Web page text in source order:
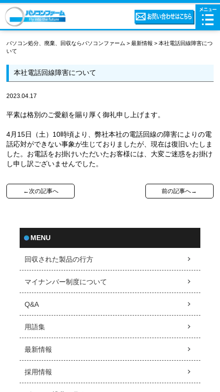
パソコン処分、廃棄、回収ならパソコンファーム>最新情報 >本社電話回線障害につ
いて
本社電話回線障害について
2023.04.17
平素は格別のご愛顧を賜り厚く御礼申し上げます。
4月15日（土）10時頃より、弊社本社の電話回線の障害によりの電
話応対ができない事象が生じておりましたが、現在は復旧いたしま
した。お電話をお掛けいただいたお客様には、大変ご迷惑をお掛け
し申し訳ございませんでした。
前の記事へ→
←次の記事へ
MENU
回収された製品の行方
マイナンバー制度について
Q&A
用語集
最新情報
採用情報